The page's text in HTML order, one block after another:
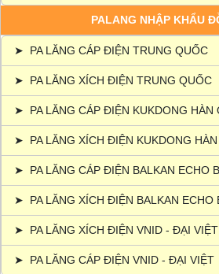
PALANG NHẬP KHẨU
➤ PA LĂNG CÁP ĐIỆN TRUNG QUỐC
➤ PA LĂNG XÍCH ĐIỆN TRUNG QUỐC
➤ PA LĂNG CÁP ĐIỆN KUKDONG HÀN
➤ PA LĂNG XÍCH ĐIỆN KUKDONG
➤ PA LĂNG CÁP ĐIỆN BALKAN ECHO
➤ PA LĂNG XÍCH ĐIỆN BALKAN ECHO
➤ PA LĂNG XÍCH ĐIỆN VNID - ĐẠI VIỆT
➤ PA LĂNG CÁP ĐIỆN VNID - ĐẠI VIỆT